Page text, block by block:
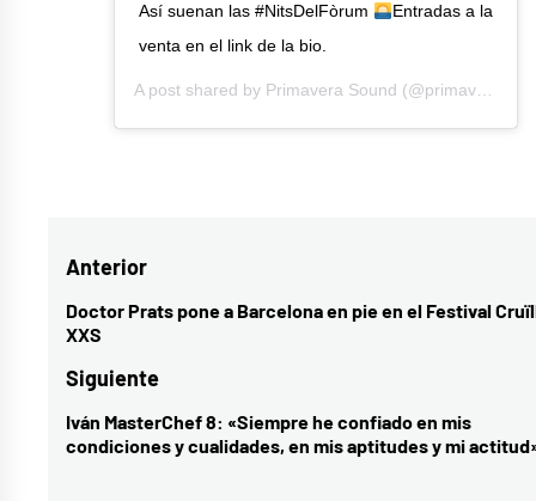
Así suenan las #NitsDelFòrum
Entradas a la
venta en el link de la bio.
A post shared by Primavera Sound (@primavera_sound) on
Suárez
Carlos
cultura
Escarmiento,
Navegación
de
Anterior
Entrada
anterior:
Doctor Prats pone a Barcelona en pie en el Festival
XXS
Siguiente
Entrada
siguiente:
Iván MasterChef 8: «Siempre he confiado en mis
condiciones y cualidades, en mis aptitudes y mi